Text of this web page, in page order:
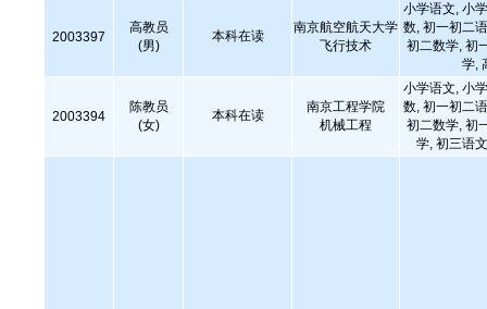
2003397
高教员
(男)
本科在读
南京航空航天大学
飞行技术
小学语文, 小
数, 初一初二
初二数学, 初
学,
2003394
陈教员
(女)
本科在读
南京工程学院
机械工程
小学语文, 小
数, 初一初二
初二数学, 初
学, 初三语